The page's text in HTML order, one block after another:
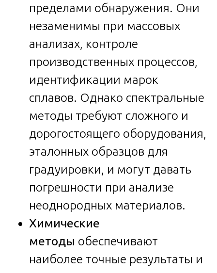
пределами обнаружения. Они
незаменимы при массовых
анализах, контроле
производственных процессов,
идентификации марок
сплавов. Однако спектральные
методы требуют сложного и
дорогостоящего оборудования,
эталонных образцов для
градуировки, и могут давать
погрешности при анализе
неоднородных материалов.
Химические
методы обеспечивают
наиболее точные результаты и